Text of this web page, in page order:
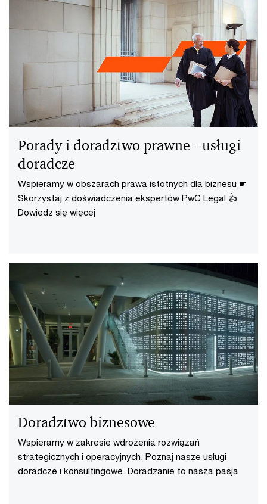
Porady i doradztwo prawne - usługi
doradcze
Wspieramy w obszarach prawa istotnych dla biznesu ☛
Skorzystaj z doświadczenia ekspertów PwC Legal 👍
Dowiedz się więcej
Doradztwo biznesowe
Wspieramy w zakresie wdrożenia rozwiązań
strategicznych i operacyjnych. Poznaj nasze usługi
doradcze i konsultingowe. Doradzanie to nasza pasja